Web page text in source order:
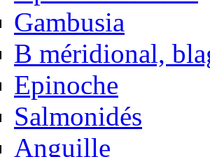
Gambusia
B méridional,
Epinoche
Salmonidés
Anguille